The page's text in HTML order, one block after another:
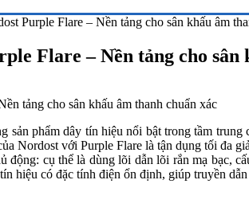
Purple Flare – Nền tảng cho sân khấu âm
Flare – Nền tảng cho sân
sản phẩm dây tín hiệu nổi bật trong tầm
Nordost với Purple Flare là tận dụng tối đa
động: cụ thể là dùng lõi dẫn lõi rắn mạ bạc,
hiệu có đặc tính điện ổn định, giúp truyền